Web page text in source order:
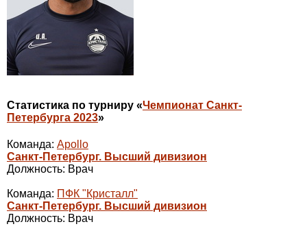
Статистика по турниру «Чемпионат Санкт-
Петербурга 2023»
Команда: Apollo
Санкт-Петербург. Высший дивизион
Должность: Врач
Команда: ПФК "Кристалл"
Санкт-Петербург. Высший дивизион
Должность: Врач